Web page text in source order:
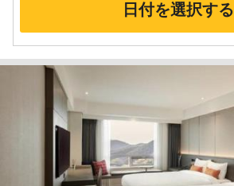
日付を選択する